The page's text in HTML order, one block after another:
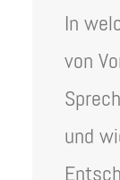
In
von
und